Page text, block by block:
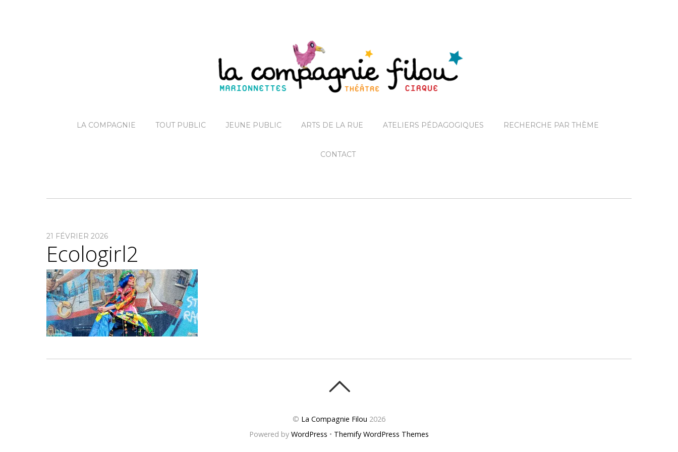
LA COMPAGNIE TOUT PUBLIC JEUNE PUBLIC ARTS DE LA RUE ATELIERS PÉDAGOGIQUES RECHERCHE PAR THÈME
CONTACT
21 FÉVRIER 2026
Ecologirl2
© La Compagnie Filou 2026
Powered by WordPress • Themify WordPress Themes